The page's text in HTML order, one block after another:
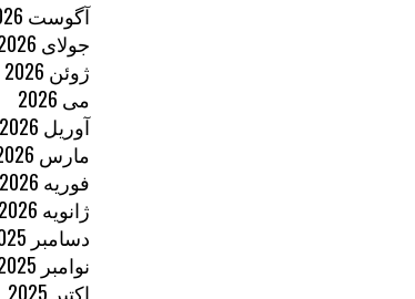
آگوست 2026
جولای 2026
ژوئن 2026
می 2026
آوریل 2026
مارس 2026
فوریه 2026
ژانویه 2026
دسامبر 2025
نوامبر 2025
اکتبر 2025